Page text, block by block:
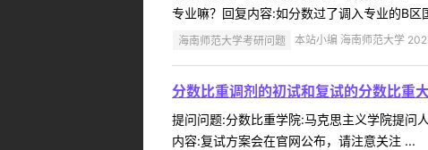
专业嘛？回复内容:如分数过了调入专业的B区
海南师范大学考研问题 本站小编 海南师范大学
分数比重调剂的初试和复试的分数比重
提问问题:分数比重学院:马克思主义学院提
内容:复试方案会在官网公布，请注意关注 ...